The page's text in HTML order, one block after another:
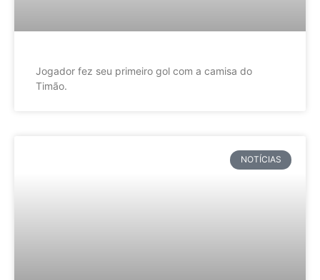
Jogador fez seu primeiro gol com a camisa do
Timão.
NOTÍCIAS